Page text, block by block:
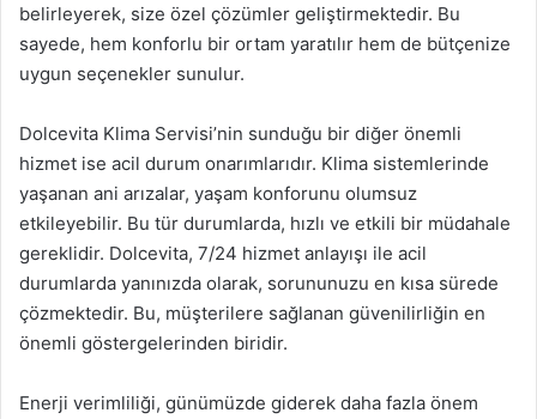
belirleyerek, size özel çözümler geliştirmektedir. Bu
sayede, hem konforlu bir ortam yaratılır hem de bütçenize
uygun seçenekler sunulur.
Dolcevita Klima Servisi’nin sunduğu bir diğer önemli
hizmet ise acil durum onarımlarıdır. Klima sistemlerinde
yaşanan ani arızalar, yaşam konforunu olumsuz
etkileyebilir. Bu tür durumlarda, hızlı ve etkili bir müdahale
gereklidir. Dolcevita, 7/24 hizmet anlayışı ile acil
durumlarda yanınızda olarak, sorununuzu en kısa sürede
çözmektedir. Bu, müşterilere sağlanan güvenilirliğin en
önemli göstergelerinden biridir.
Enerji verimliliği, günümüzde giderek daha fazla önem